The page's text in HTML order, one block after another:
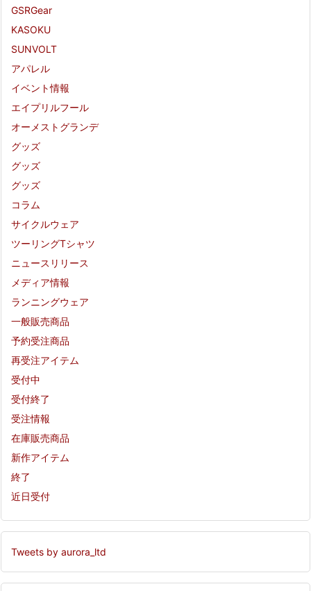
GSRGear
KASOKU
SUNVOLT
アパレル
イベント情報
エイプリルフール
オーメストグランデ
グッズ
グッズ
グッズ
コラム
サイクルウェア
ツーリングTシャツ
ニュースリリース
メディア情報
ランニングウェア
一般販売商品
予約受注商品
再受注アイテム
受付中
受付終了
受注情報
在庫販売商品
新作アイテム
終了
近日受付
Tweets by aurora_ltd